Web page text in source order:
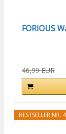
FORIOUS
46,99 EUR
BESTSELLER NR. 4